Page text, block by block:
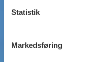
Statistik
Markedsføring